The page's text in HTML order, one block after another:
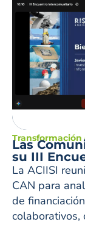
Las
su III
La ACIISI
CAN para
de
colaborativos,